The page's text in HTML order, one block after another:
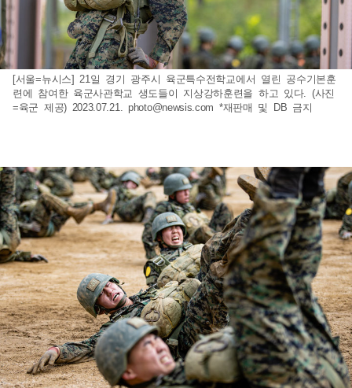
[서울=뉴시스] 21일 경기 광주시 육군특수전학교에서 열린 공수기본훈
련에 참여한 육군사관학교 생도들이 지상강하훈련을 하고 있다. (사진
=육군 제공) 2023.07.21. photo@newsis.com *재판매 및 DB 금지